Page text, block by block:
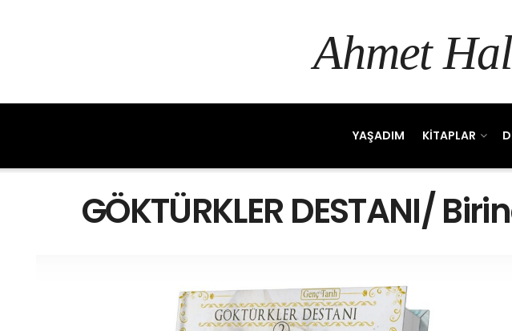
Ahmet
YAŞADIM KITAPLAR
GÖKTÜRKLER DESTANI/